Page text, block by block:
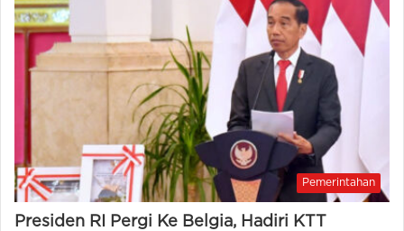
Pemerintahan
Presiden RI Pergi Ke Belgia, Hadiri KTT